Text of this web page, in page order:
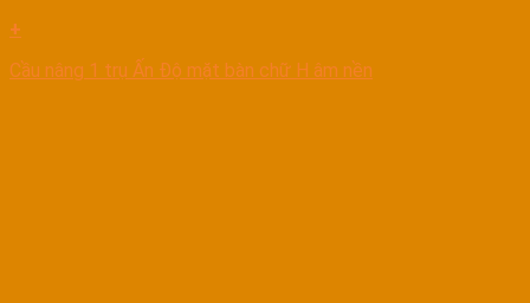
+
Cầu nâng 1 trụ Ấn Độ mặt bàn chữ H âm nền